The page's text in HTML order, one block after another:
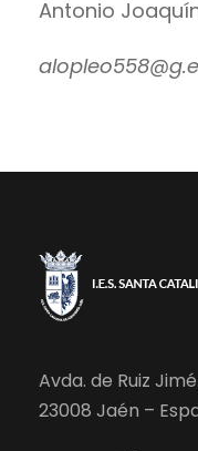
Antonio
Avda. de Ruiz
23008 Jaén –